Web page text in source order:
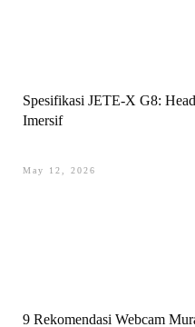
Spesifikasi JETE-X G8:
Imersif
May 12, 2026
9 Rekomendasi Webcam